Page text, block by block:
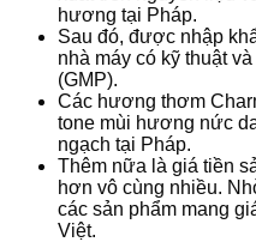
hương tại Pháp.
Sau đó, được nhập
nhà máy có kỹ thuật
(GMP).
Các hương thơm
tone mùi hương nức
ngạch tại Pháp.
Thêm nữa là giá tiền
hơn vô cùng nhiều.
các sản phẩm mang
Việt.